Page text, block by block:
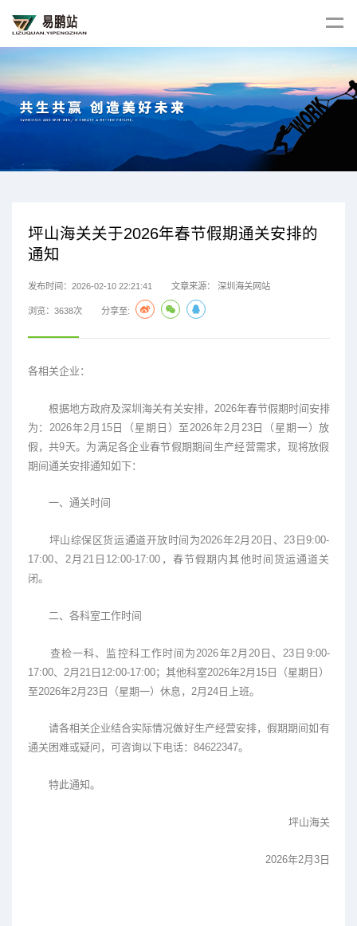
坪山海关关于2026年春节假期通关安排的
通知
发布时间：2026-02-10 22:21:41 文章来源： 深圳海关网站
浏览：3638次 分享至:
各相关企业：
根据地方政府及深圳海关有关安排，2026年春节假期时间安排
为：2026年2月15日（星期日）至2026年2月23日（星期一）放
假，共9天。为满足各企业春节假期期间生产经营需求，现将放假
期间通关安排通知如下：
一、通关时间
坪山综保区货运通道开放时间为2026年2月20日、23日9:00-
17:00、2月21日12:00-17:00，春节假期内其他时间货运通道关
闭。
二、各科室工作时间
查检一科、监控科工作时间为2026年2月20日、23日9:00-
17:00、2月21日12:00-17:00；其他科室2026年2月15日（星期日）
至2026年2月23日（星期一）休息，2月24日上班。
请各相关企业结合实际情况做好生产经营安排，假期期间如有
通关困难或疑问，可咨询以下电话：84622347。
特此通知。
坪山海关
2026年2月3日